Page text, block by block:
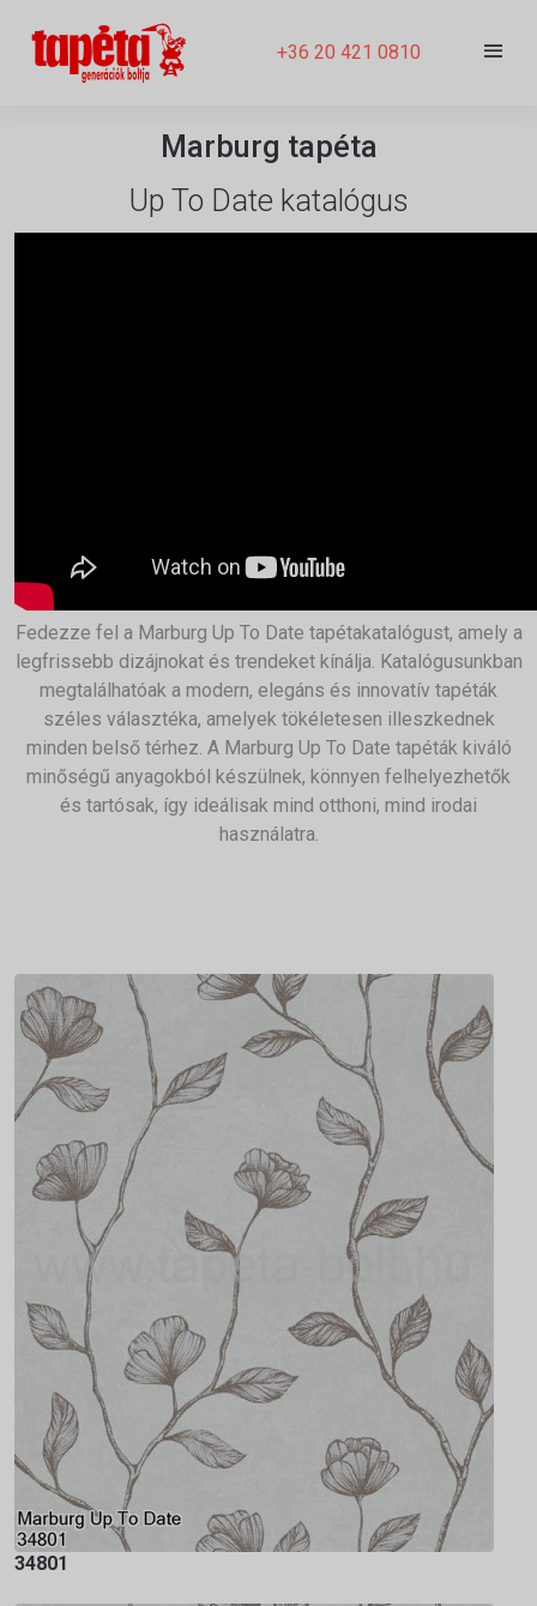
+36 20 421 0810
Marburg tapéta
Up To Date katalógus
Fedezze fel a Marburg Up To Date tapétakatalógust, amely a
legfrissebb dizájnokat és trendeket kínálja. Katalógusunkban
megtalálhatóak a modern, elegáns és innovatív tapéták
széles választéka, amelyek tökéletesen illeszkednek
minden belső térhez. A Marburg Up To Date tapéták kiváló
minőségű anyagokból készülnek, könnyen felhelyezhetők
és tartósak, így ideálisak mind otthoni, mind irodai
használatra.
34801